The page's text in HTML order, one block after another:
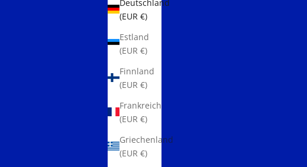
Deutschland
(EUR €)
Estland
(EUR €)
Finnland
(EUR €)
Frankreich
(EUR €)
Griechenland
(EUR €)